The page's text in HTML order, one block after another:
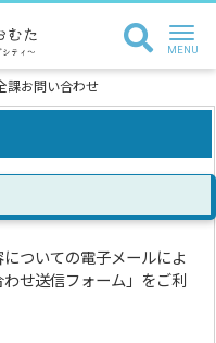
課お問い合わせ
ついての電子メールによ
せ送信フォーム」をご利